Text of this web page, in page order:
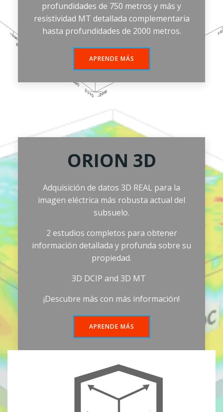
profundidades de 750 metros y más y
resistividad MT detallada complementaria
hasta profundidades de 2000 metros.
APRENDE MÁS
ORION 3D
Adquisición de datos 3D REAL para la
imagen eléctrica más robusta actual del
subsuelo.
2 estudios completos para obtener
información detallada y profunda sobre su
propiedad.
3D DCIP and 3D MT
¡Descubre más con más información!
APRENDE MÁS